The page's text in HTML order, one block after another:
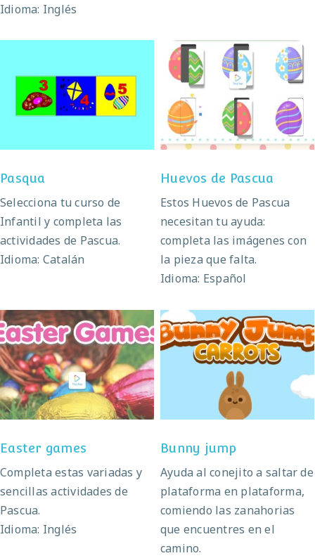
Idioma: Inglés
Pasqua
Pasqua
Selecciona tu curso de
Infantil y completa las
actividades de Pascua.
Idioma: Catalán
Huevos de Pascua
Huevos de Pascua
Estos Huevos de Pascua
necesitan tu ayuda:
completa las imágenes con
la pieza que falta.
Idioma: Español
Easter games
Easter games
Completa estas variadas y
sencillas actividades de
Pascua.
Idioma: Inglés
Bunny jump
Bunny jump
Ayuda al conejito a saltar de
plataforma en plataforma,
comiendo las zanahorias
que encuentres en el
camino.